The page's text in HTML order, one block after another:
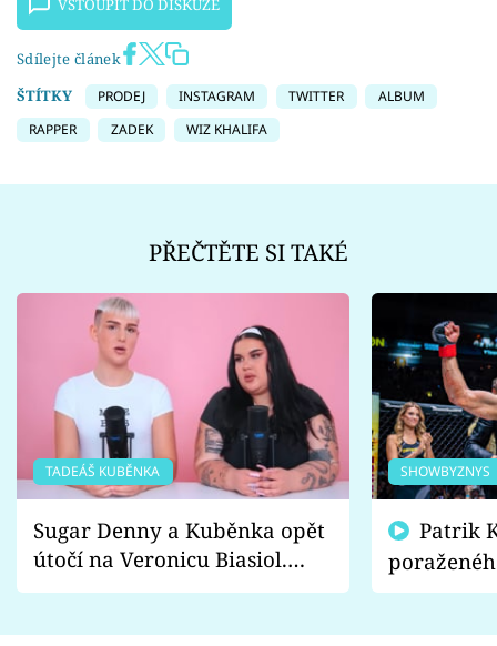
VSTOUPIT DO DISKUZE
Sdílejte článek
ŠTÍTKY
PRODEJ INSTAGRAM TWITTER
ALBUM
RAPPER
ZADEK WIZ KHALIFA
PŘEČTĚTE SI TAKÉ
TADEÁŠ KUBĚNKA
Sugar Denny a Kuběnka opět
útočí na Veronicu Biasiol.
Proč je podle nich falešná a
SHOWBYZNYS
fanoušci